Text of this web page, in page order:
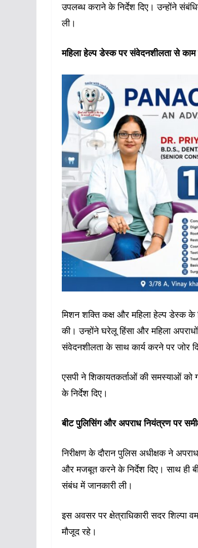
उपलब्ध कराने के निर्देश दिए। उन्होंने
ली।
महिला हेल्प डेस्क पर संवेदनशीलता से
मिशन शक्ति कक्ष और महिला हेल्प डेस्क के
की। उन्होंने घरेलू हिंसा और महिला
संवेदनशीलता के साथ कार्य करने पर जोर
एसपी ने शिकायतकर्ताओं की समस्याओं को
के निर्देश दिए।
बीट पुलिसिंग और अपराध नियंत्रण पर
निरीक्षण के दौरान पुलिस अधीक्षक ने
और मजबूत करने के निर्देश दिए। साथ ही
संबंध में जानकारी ली।
इस अवसर पर क्षेत्राधिकारी सदर शिल्पा
मौजूद रहे।